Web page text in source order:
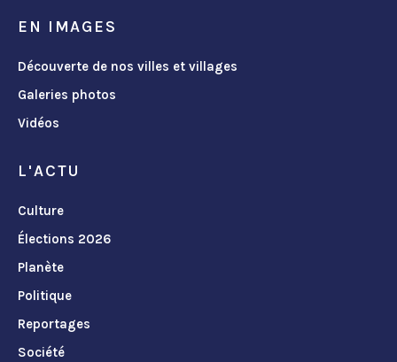
EN IMAGES
Découverte de nos villes et villages
Galeries photos
Vidéos
L'ACTU
Culture
Élections 2026
Planète
Politique
Reportages
Société